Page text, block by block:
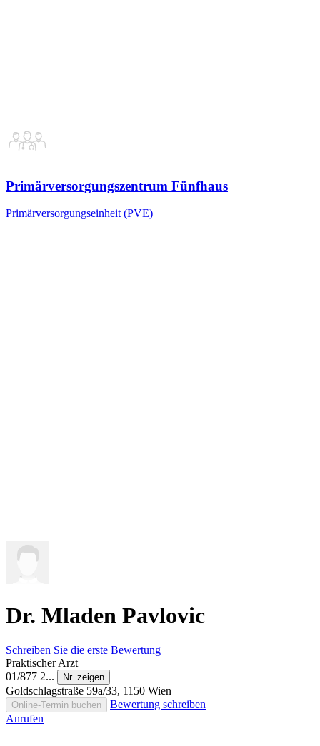
Primärversorgungszentrum Fünfhaus
Primärversorgungseinheit (PVE)
Dr. Mladen Pavlovic
Schreiben Sie die erste Bewertung
Praktischer Arzt
01/877 2...
Nr. zeigen
Goldschlagstraße 59a/33, 1150 Wien
Online-Termin buchen
Bewertung schreiben
Anrufen